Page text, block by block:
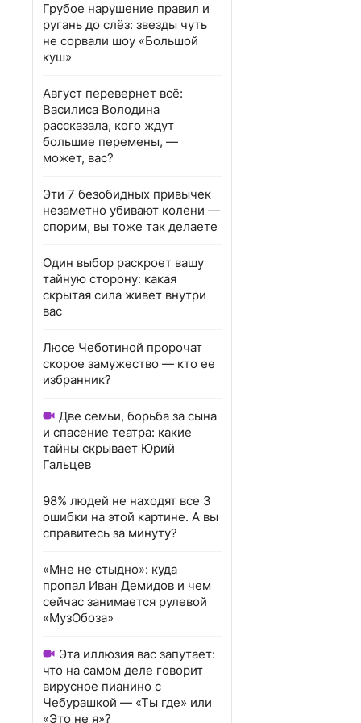
Грубое нарушение правил и
ругань до слёз: звезды чуть
не сорвали шоу «Большой
куш»
Август перевернет всё:
Василиса Володина
рассказала, кого ждут
большие перемены, —
может, вас?
Эти 7 безобидных привычек
незаметно убивают колени —
спорим, вы тоже так делаете
Один выбор раскроет вашу
тайную сторону: какая
скрытая сила живет внутри
вас
Люсе Чеботиной пророчат
скорое замужество — кто ее
избранник?
Две семьи, борьба за сына
и спасение театра: какие
тайны скрывает Юрий
Гальцев
98% людей не находят все 3
ошибки на этой картине. А вы
справитесь за минуту?
«Мне не стыдно»: куда
пропал Иван Демидов и чем
сейчас занимается рулевой
«МузОбоза»
Эта иллюзия вас запутает:
что на самом деле говорит
вирусное пианино с
Чебурашкой — «Ты где» или
«Это не я»?